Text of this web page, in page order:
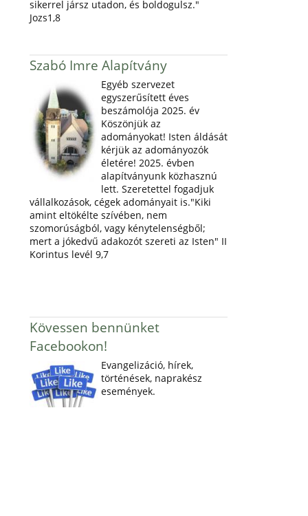
sikerrel jársz utadon, és boldogulsz."
Jozs1,8
Szabó Imre Alapítvány
Egyéb szervezet
egyszerűsített éves
beszámolója 2025. év
Köszönjük az
adományokat! Isten áldását
kérjük az adományozók
életére! 2025. évben
alapítványunk közhasznú
lett. Szeretettel fogadjuk
vállalkozások, cégek adományait is."Kiki
amint eltökélte szívében, nem
szomorúságból, vagy kénytelenségből;
mert a jókedvű adakozót szereti az Isten" II
Korintus levél 9,7
Kövessen bennünket
Facebookon!
Evangelizáció, hírek,
történések, naprakész
események.